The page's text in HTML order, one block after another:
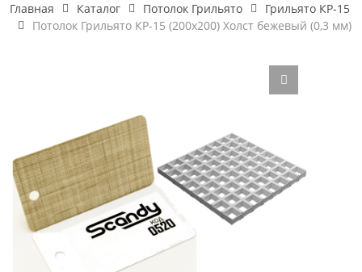
Главная Каталог Потолок Грильято
Грильято КР-15
Потолок Грильято КР-15 (200х200) Холст бежевый (0,3 мм)